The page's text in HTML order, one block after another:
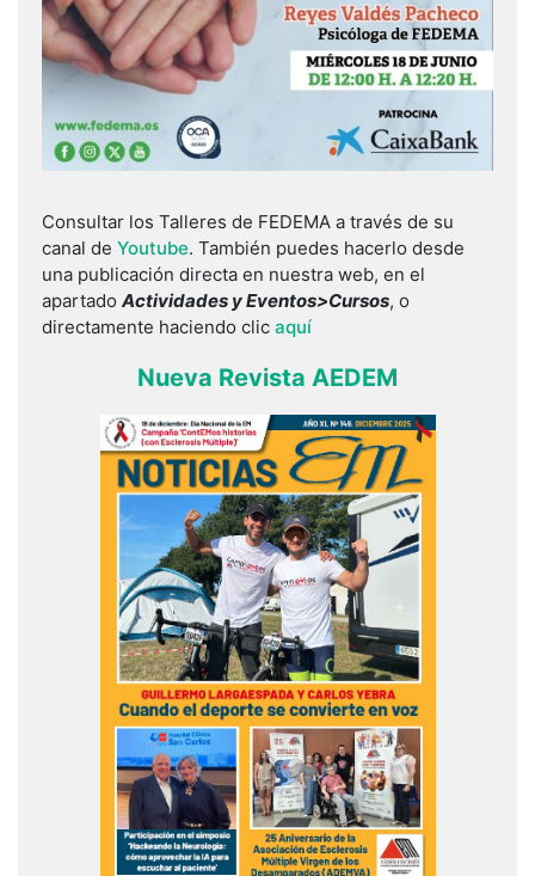
Consultar los Talleres de FEDEMA a través de su
canal de Youtube. También puedes hacerlo desde
una publicación directa en nuestra web, en el
apartado Actividades y Eventos>Cursos, o
directamente haciendo clic aquí
Nueva Revista AEDEM